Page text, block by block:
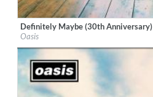
Label:Sony Music UK
Genre:
Definitely Maybe (30th Anniversary)
Oasis